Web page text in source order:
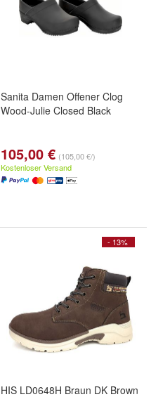
Sanita Damen Offener Clog
Wood-Julie Closed Black
105,00 € (105,00 €/)
Kostenloser Versand
- 13%
HIS LD0648H Braun DK Brown